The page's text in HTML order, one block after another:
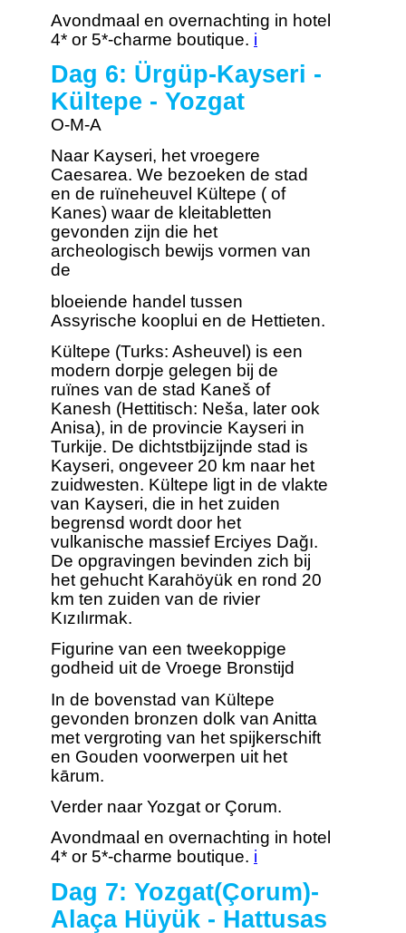
Avondmaal en overnachting in hotel
4* or 5*-charme boutique. i
Dag 6: Ürgüp-Kayseri -
Kültepe - Yozgat
O-M-A
Naar Kayseri, het vroegere
Caesarea. We bezoeken de stad
en de ruïneheuvel Kültepe ( of
Kanes) waar de kleitabletten
gevonden zijn die het
archeologisch bewijs vormen van
de
bloeiende handel tussen
Assyrische kooplui en de Hettieten.
Kültepe (Turks: Asheuvel) is een
modern dorpje gelegen bij de
ruïnes van de stad Kaneš of
Kanesh (Hettitisch: Neša, later ook
Anisa), in de provincie Kayseri in
Turkije. De dichtstbijzijnde stad is
Kayseri, ongeveer 20 km naar het
zuidwesten. Kültepe ligt in de vlakte
van Kayseri, die in het zuiden
begrensd wordt door het
vulkanische massief Erciyes Dağı.
De opgravingen bevinden zich bij
het gehucht Karahöyük en rond 20
km ten zuiden van de rivier
Kızılırmak.
Figurine van een tweekoppige
godheid uit de Vroege Bronstijd
In de bovenstad van Kültepe
gevonden bronzen dolk van Anitta
met vergroting van het spijkerschift
en Gouden voorwerpen uit het
kārum.
Verder naar Yozgat or Çorum.
Avondmaal en overnachting in hotel
4* or 5*-charme boutique. i
Dag 7: Yozgat(Çorum)-
Alaça Hüyük - Hattusas